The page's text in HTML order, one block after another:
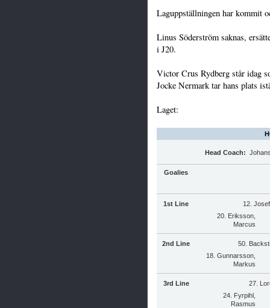
Laguppställningen har kommit
Linus Söderström saknas,
i J20.
Victor Crus Rydberg står idag
Jocke Nermark tar hans plats
Laget:
Head Coach:
Goalies
1st Line
12.
20. Eriksson,
Marcus
2nd Line
50.
18. Gunnarsson,
Markus
3rd Line
27.
24. Fyrpihl,
Rasmus